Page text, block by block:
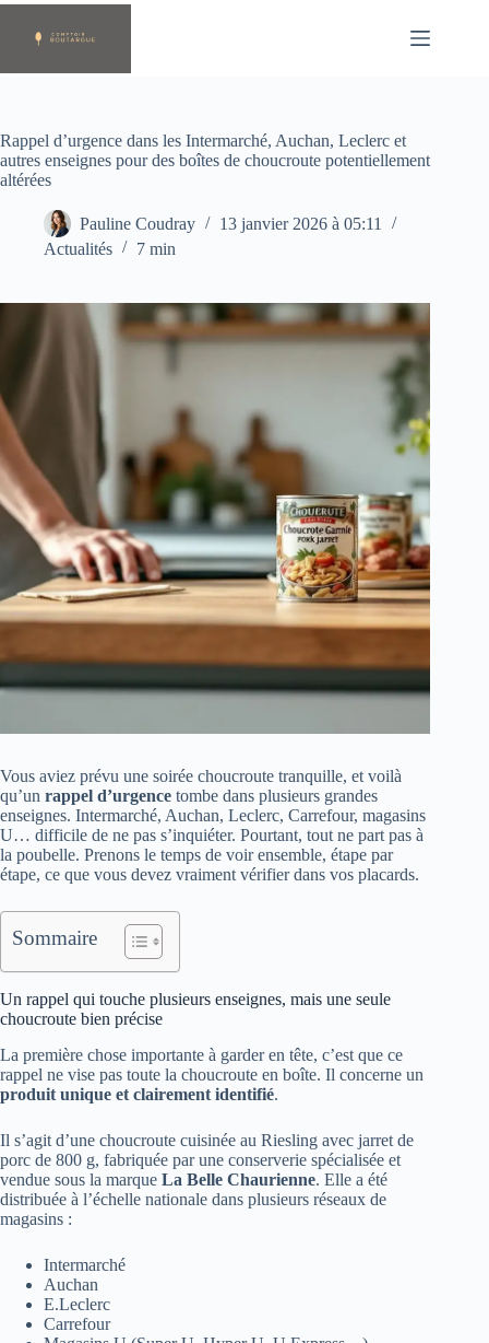
Passer
contenu
Rappel d’urgence dans les Intermarché, Auchan, Leclerc et
autres enseignes pour des boîtes de choucroute potentiellement
altérées
Pauline Coudray
13 janvier 2026 à 05:11
Actualités
7 min
Vous aviez prévu une soirée choucroute tranquille, et voilà
qu’un rappel d’urgence tombe dans plusieurs grandes
enseignes. Intermarché, Auchan, Leclerc, Carrefour, magasins
U… difficile de ne pas s’inquiéter. Pourtant, tout ne part pas à
la poubelle. Prenons le temps de voir ensemble, étape par
étape, ce que vous devez vraiment vérifier dans vos placards.
Sommaire
Un rappel qui touche plusieurs enseignes, mais une seule
choucroute bien précise
La première chose importante à garder en tête, c’est que ce
rappel ne vise pas toute la choucroute en boîte. Il concerne un
produit unique et clairement identifié.
Il s’agit d’une choucroute cuisinée au Riesling avec jarret de
porc de 800 g, fabriquée par une conserverie spécialisée et
vendue sous la marque La Belle Chaurienne. Elle a été
distribuée à l’échelle nationale dans plusieurs réseaux de
magasins :
Intermarché
Auchan
E.Leclerc
Carrefour